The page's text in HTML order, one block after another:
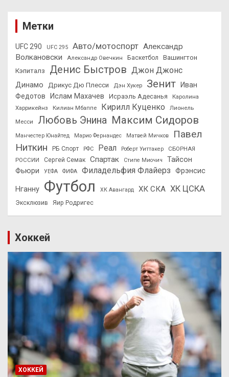
Метки
UFC 290 UFC 295 Авто/мотоспорт Александр
Волкановски
Александр Овечкин Баскетбол
Вашингтон
Кэпиталз
Денис Быстров Джон Джонс
Динамо Дрикус Дю Плесси Дэн Хукер Зенит
Иван
Федотов
Ислам Махачев Исраэль Адесанья
Каролина
Харрикейнз
Килиан Мбаппе Кирилл Куценко
Лионель
Месси
Любовь Энина Максим Сидоров
Манчестер Юнайтед Марио Фернандес Матвей Мичков
Павел
Ниткин
РБ Спорт РФС Реал Роберт Уиттакер
СБОРНАЯ
РОССИИ
Сергей Семак Спартак Стипе Миочич
Тайсон
Фьюри
УЕФА ФИФА Филадельфия Флайерз Фрэнсис
Нганну Футбол ХК Авангард ХК СКА ХК ЦСКА
Эксклюзив Яир Родригес
Хоккей
ХОККЕЙ